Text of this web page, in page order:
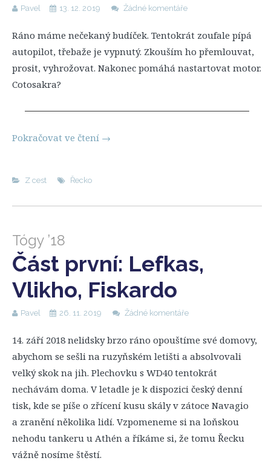
Pavel 13. 12. 2019 Žádné komentáře
Ráno máme nečekaný budíček. Tentokrát zoufale pípá
autopilot, třebaže je vypnutý. Zkouším ho přemlouvat,
prosit, vyhrožovat. Nakonec pomáhá nastartovat motor.
Cotosakra?
Pokračovat ve čtení →
Z cest Řecko
Tógy ’18
Část první: Lefkas,
Vlikho, Fiskardo
Pavel 26. 11. 2019 Žádné komentáře
14. září 2018 nelidsky brzo ráno opouštíme své domovy,
abychom se sešli na ruzyňském letišti a absolvovali
velký skok na jih. Plechovku s WD40 tentokrát
nechávám doma. V letadle je k dispozici český denní
tisk, kde se píše o zřícení kusu skály v zátoce Navagio
a zranění několika lidí. Vzpomeneme si na loňskou
nehodu tankeru u Athén a říkáme si, že tomu Řecku
vážně nosíme štěstí.